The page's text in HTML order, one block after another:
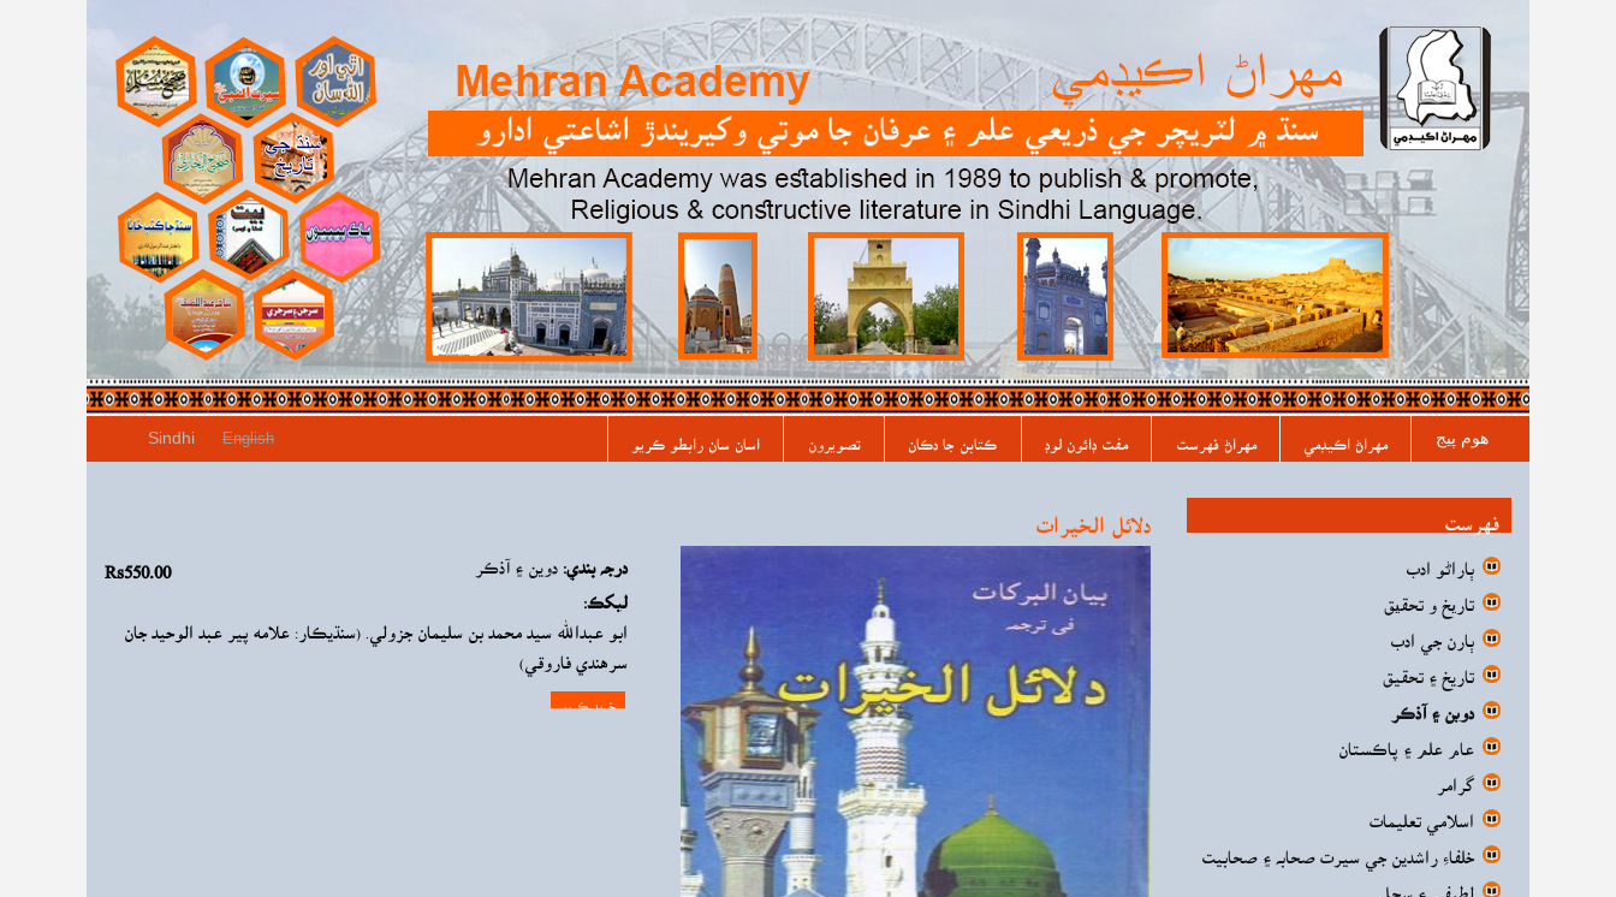
هوم پیج مهراڻ اڪيڊمي مهراڻ فهرست مفت ڊائون لوڊ ڪتابن جا دڪان اسان سان رابطو ڪريو English
Sindhi
ٻاراڻو ادب
تاریخ و تحقیق
ٻارن جي ادب
تاريخ ۽ تحقيق
دوين ۽ آذڪر
عام علم ۽ پاڪستان
گرامر
اسلامي تعليمات
خلفاءِ راشدين جي سيرت صحابه ۽ صحابيت
لطيفي ۽ سچل
دلائل الخيرات
دوين ۽ آذڪر
ليکڪ:
ابو عبدالله سيد محمد بن سليمان جزولي. (سنڌيڪار: علامہ پير عبد الوحيد جان
سرهندي فاروقي)